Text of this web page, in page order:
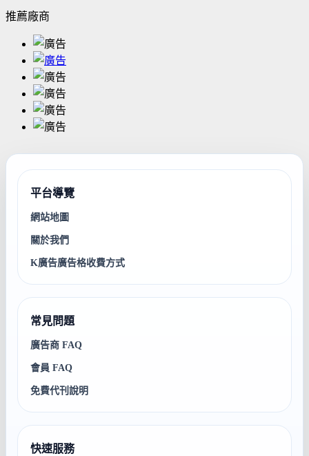
推薦廠商
平台導覽
網站地圖
關於我們
K廣告廣告格收費方式
常見問題
廣告商 FAQ
會員 FAQ
免費代刊說明
快速服務